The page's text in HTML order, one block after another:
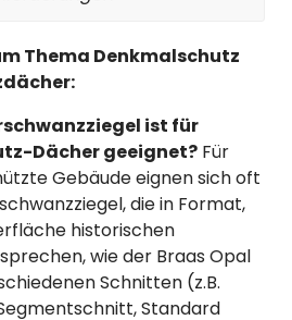
Thema Denkmalschutz
ist für
Dächer geeignet? Für
Gebäude eignen sich oft
die in Format,
historischen
wie der Braas Opal
Schnitten (z.B.
Standard